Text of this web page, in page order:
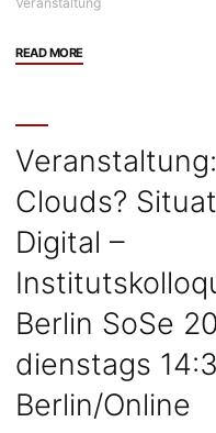
READ MORE"Veranstaltung:
about
KI”,
Mittwochs
Universität
Vechta/Online"
Clouds?
Digital –
Berlin SoSe
dienstags
Berlin/Online